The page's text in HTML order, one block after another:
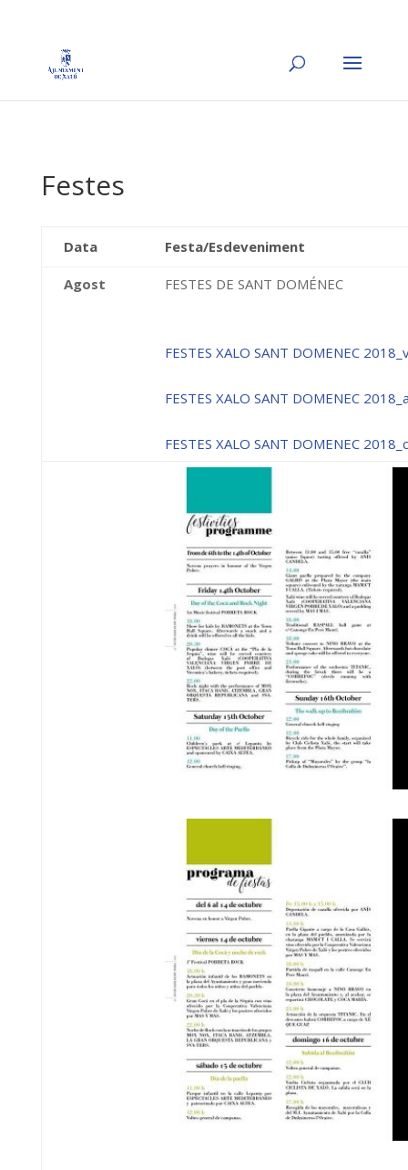
Festes
Data Festa/Esdeveniment
Agost FESTES DE SANT DOMÉNEC
FESTES XALO SANT DOMENEC
FESTES XALO SANT DOMENEC
FESTES XALO SANT DOMENEC